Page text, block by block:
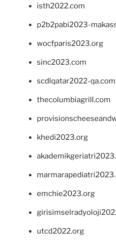
isth2022.com
p2b2pabi2023-
wocfparis2023.org
sinc2023.com
scdlqatar2022-qa.com
thecolumbiagrill.com
khedi2023.org
emchie2023.org
utcd2022.org